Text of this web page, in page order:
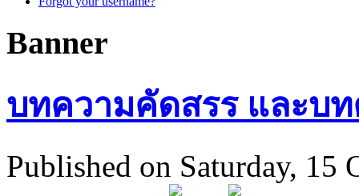
Banner
บทความคัดสรร และบท
Published on Saturday, 15